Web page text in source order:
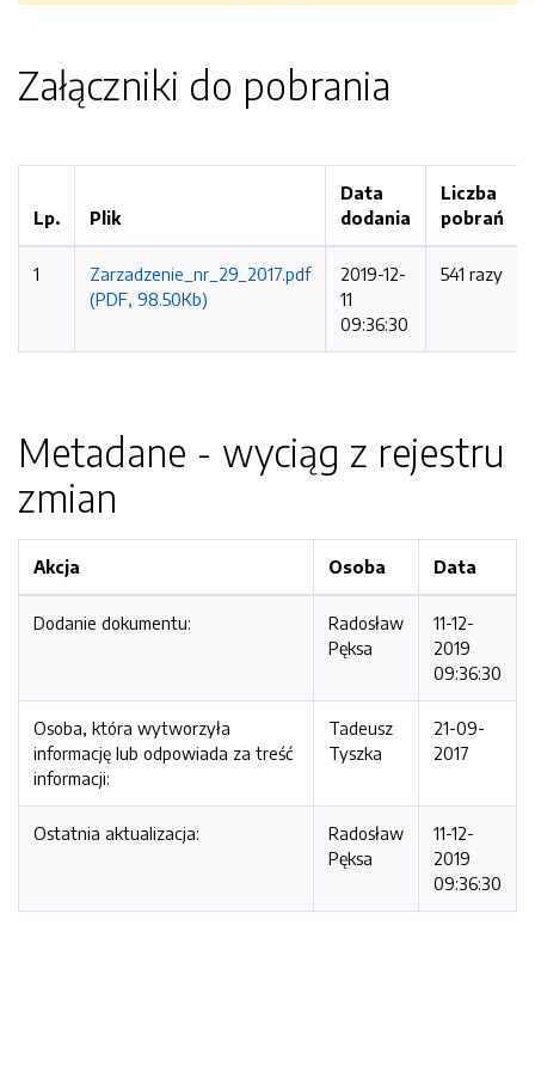
Załączniki do pobrania
Lp. Plik
Data
dodania
Liczba
pobrań
1
Zarzadzenie_nr_29_2017.pdf
(PDF, 98.50Kb)
2019-12-
11
09:36:30
541 razy
Metadane - wyciąg z rejestru
zmian
Akcja Osoba Data
Dodanie dokumentu:
Radosław
Pęksa
11-12-
2019
09:36:30
Osoba, która wytworzyła
informację lub odpowiada za treść
informacji:
Tadeusz
Tyszka
21-09-
2017
Ostatnia aktualizacja:
Radosław
Pęksa
11-12-
2019
09:36:30